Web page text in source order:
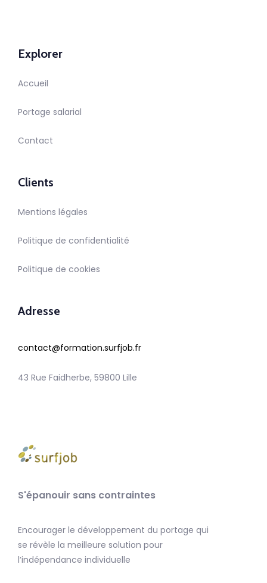
Explorer
Accueil
Portage salarial
Contact
Clients
Mentions légales
Politique de confidentialité
Politique de cookies
Adresse
contact@formation.surfjob.fr
43 Rue Faidherbe, 59800 Lille
S'épanouir sans contraintes
Encourager le développement du portage qui
se révèle la meilleure solution pour
l’indépendance individuelle